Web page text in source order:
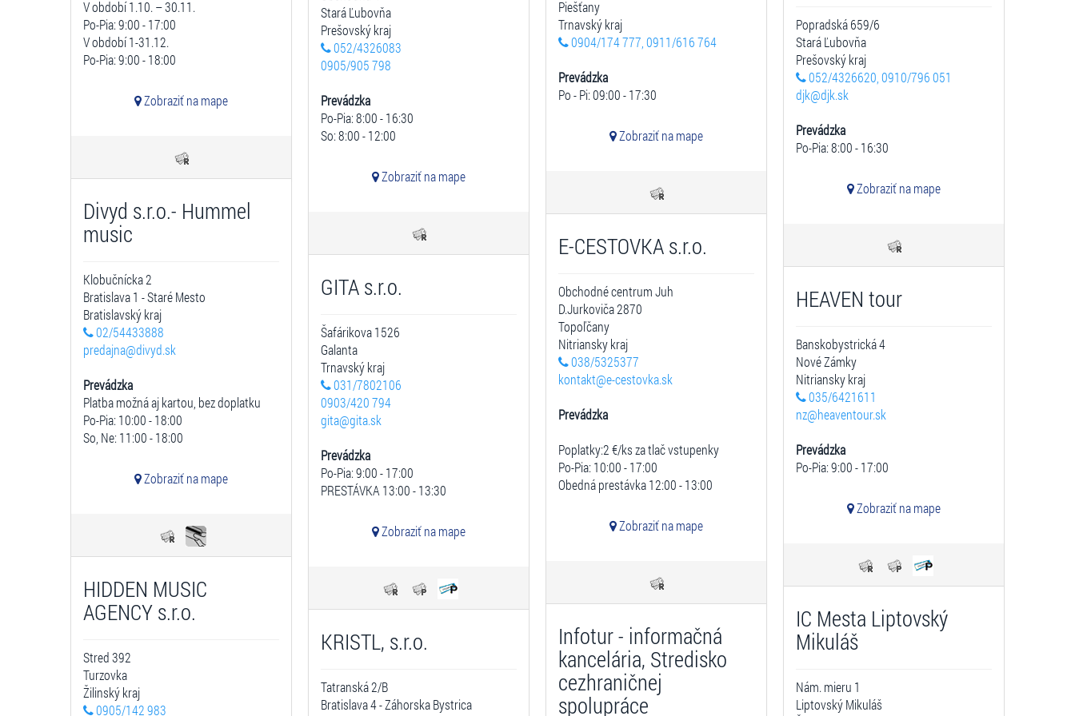
V období 1.10. – 30.11.
Po-Pia: 9:00 - 17:00
V období 1-31.12.
Po-Pia: 9:00 - 18:00
Zobraziť na mape
Piešťany
Trnavský kraj
0904/174 777, 0911/616 764
Prevádzka
Po - Pi: 09:00 - 17:30
Zobraziť na mape
Stará Ľubovňa
Prešovský kraj
052/4326083
0905/905 798
Prevádzka
Po-Pia: 8:00 - 16:30
So: 8:00 - 12:00
Zobraziť na mape
Popradská 659/6
Stará Ľubovňa
Prešovský kraj
052/4326620, 0910/796 051
djk@djk.sk
Prevádzka
Po-Pia: 8:00 - 16:30
Zobraziť na mape
Divyd s.r.o.- Hummel
music
Klobučnícka 2
Bratislava 1 - Staré Mesto
Bratislavský kraj
02/54433888
predajna@divyd.sk
Prevádzka
Platba možná aj kartou, bez doplatku
Po-Pia: 10:00 - 18:00
So, Ne: 11:00 - 18:00
Zobraziť na mape
E-CESTOVKA s.r.o.
Obchodné centrum Juh
D.Jurkoviča 2870
Topoľčany
Nitriansky kraj
038/5325377
kontakt@e-cestovka.sk
Prevádzka
Poplatky:2 €/ks za tlač vstupenky
Po-Pia: 10:00 - 17:00
Obedná prestávka 12:00 - 13:00
Zobraziť na mape
GITA s.r.o.
Šafárikova 1526
Galanta
Trnavský kraj
031/7802106
0903/420 794
gita@gita.sk
Prevádzka
Po-Pia: 9:00 - 17:00
PRESTÁVKA 13:00 - 13:30
Zobraziť na mape
HEAVEN tour
Banskobystrická 4
Nové Zámky
Nitriansky kraj
035/6421611
nz@heaventour.sk
Prevádzka
Po-Pia: 9:00 - 17:00
Zobraziť na mape
HIDDEN MUSIC
AGENCY s.r.o.
Stred 392
Turzovka
Žilinský kraj
0905/142 983
IC Mesta Liptovský
Mikuláš
Nám. mieru 1
Liptovský Mikuláš
Infotur - informačná
kancelária, Stredisko
cezhraničnej
spolupráce
KRISTL, s.r.o.
Tatranská 2/B
Bratislava 4 - Záhorska Bystrica